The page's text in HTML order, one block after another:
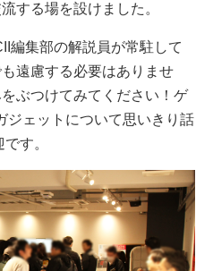
する場を設けました。
集部の解説員が常駐して
遠慮する必要はありませ
ぶつけてみてください！ゲ
ジェットについて思いきり話
す。